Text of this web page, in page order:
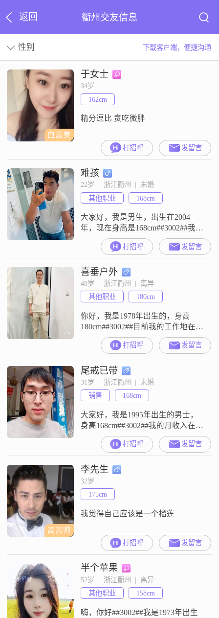
返回 衢州交友信息
性别 下载客户端，便捷沟通
白富美
于女士
34岁
162cm
精分逗比 贪吃微胖
打招呼 发留言
难孩
22岁  |  浙江衢州  |  未婚
其他职业
168cm
大家好，我是男生，出生在2004
年，现在身高是168cm##3002##我的
月收入在5001到8000元这个范围，
目前的工作地点在衢州##3002##我
的学历是中专##3002##我这个人责
任感比较强，做事成熟稳重，平时
比较追求事业上的成功，也喜欢规
划自己的未来##3002##平时生活
里，我喜欢亲近自然，也喜欢记录
生活
打招呼 发留言
喜垂户外
48岁  |  浙江衢州  |  离异
其他职业
180cm
你好，我是1978年出生的，身高
180cm##3002##目前我的工作地在衢
州，学历是大专，月收入在20001到
50000元这个区间##3002##我是一个
稳重可靠的人，平时做事很有责任
感，对待生活一直保持乐观积极的
态度##3002##在我的观念里，家庭
是非常重要的，所以我始终把家庭
放在很重要的位置##3002##我为
打招呼 发留言
尾戒已带
31岁  |  浙江衢州  |  未婚
销售
168cm
大家好，我是1995年出生的男士，
身高168cm##3002##我的月收入在
5001到8000元之间，工作地点在衢
州，学历是中专##3002##我这个人
性格比较直接，平时是幽默风趣的
类型，大家都说我乐观积极
##3002##我性格外向健谈，喜欢和
人交流##3002##我比较看重活在当
下的状态，性格随和易相处，平时
对人也很
打招呼 发留言
高富帅
李先生
32岁
175cm
我觉得自己应该是一个榴莲
打招呼 发留言
半个苹果
52岁  |  浙江衢州  |  离异
其他职业
158cm
嗨，你好##3002##我是1973年出生